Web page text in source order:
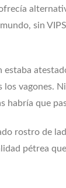
sin
estaba
los vagones.
habría que
rostro de
pétrea